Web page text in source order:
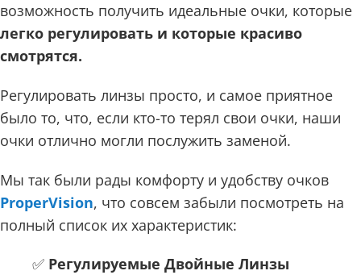
возможность получить идеальные очки, которые
легко регулировать и которые красиво
смотрятся.
Регулировать линзы просто, и самое приятное
было то, что, если кто-то терял свои очки, наши
очки отлично могли послужить заменой.
Мы так были рады комфорту и удобству очков
ProperVision, что совсем забыли посмотреть на
полный список их характеристик:
✅ Регулируемые Двойные Линзы